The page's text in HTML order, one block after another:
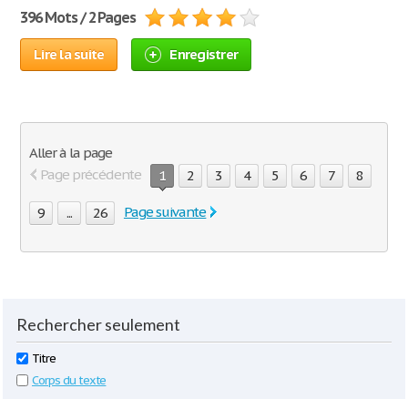
396 Mots / 2 Pages
Lire la suite Enregistrer
Aller à la page
Page précédente
1 2 3 4 5 6 7 8
9 ... 26 Page suivante
Rechercher seulement
Titre
Corps du texte